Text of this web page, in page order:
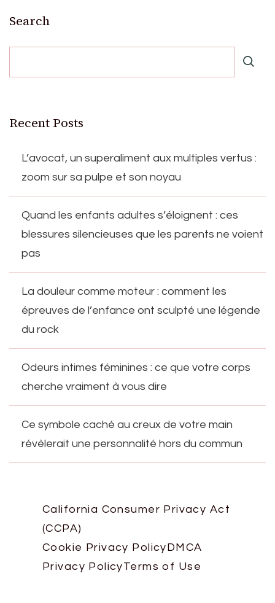
Search
Recent Posts
L’avocat, un superaliment aux multiples vertus :
zoom sur sa pulpe et son noyau
Quand les enfants adultes s’éloignent : ces
blessures silencieuses que les parents ne voient
pas
La douleur comme moteur : comment les
épreuves de l’enfance ont sculpté une légende
du rock
Odeurs intimes féminines : ce que votre corps
cherche vraiment à vous dire
Ce symbole caché au creux de votre main
révèlerait une personnalité hors du commun
California Consumer Privacy Act
(CCPA)
Cookie Privacy PolicyDMCA
Privacy PolicyTerms of Use